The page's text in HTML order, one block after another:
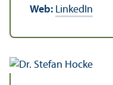
Web: LinkedIn